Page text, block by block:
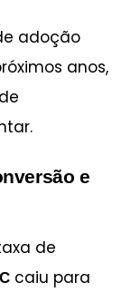
adoção
anos,
e
de
caiu para